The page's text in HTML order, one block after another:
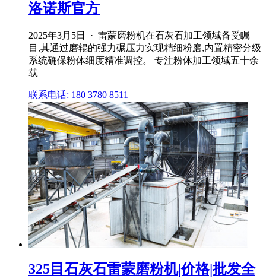
洛诺斯官方
2025年3月5日 · 雷蒙磨粉机在石灰石加工领域备受瞩
目,其通过磨辊的强力碾压力实现精细粉磨,内置精密分级
系统确保粉体细度精准调控。 专注粉体加工领域五十余
载
联系电话: 180 3780 8511
325目石灰石雷蒙磨粉机|价格|批发全